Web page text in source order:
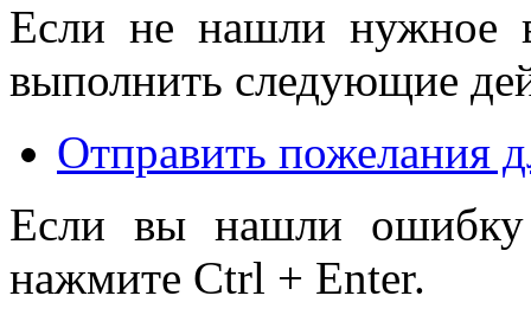
Если не нашли нужное
выполнить следующие
Отправить пожелания
Если вы нашли ошибку
нажмите Ctrl + Enter.